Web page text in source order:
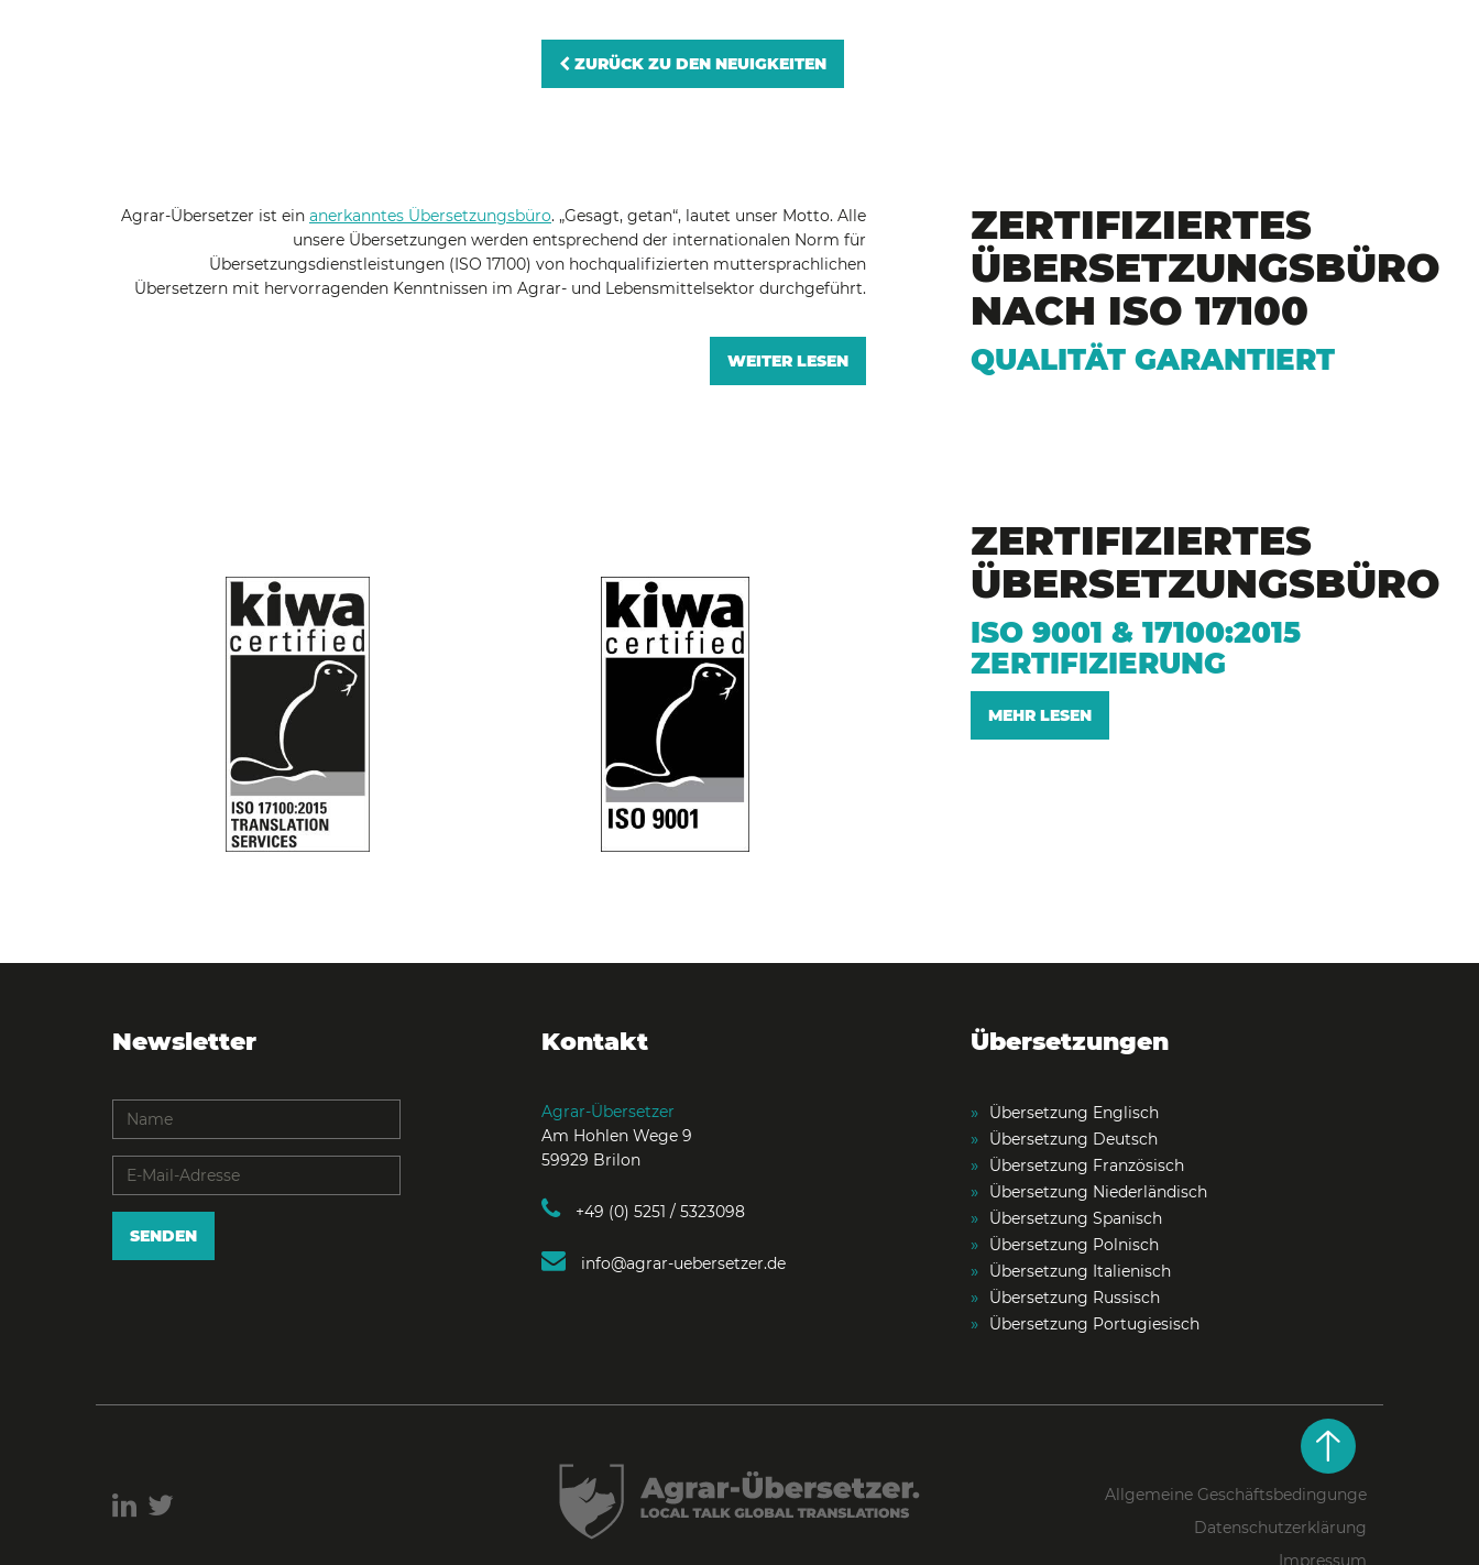
ZURÜCK ZU DEN NEUIGKEITEN
ZERTIFIZIERTES
ÜBERSETZUNGSBÜRO
NACH ISO 17100
QUALITÄT GARANTIERT
Agrar-Übersetzer ist ein anerkanntes Übersetzungsbüro. „Gesagt, getan“, lautet unser Motto. Alle
unsere Übersetzungen werden entsprechend der internationalen Norm für
Übersetzungsdienstleistungen (ISO 17100) von hochqualifizierten muttersprachlichen
Übersetzern mit hervorragenden Kenntnissen im Agrar- und Lebensmittelsektor durchgeführt.
WEITER LESEN
ZERTIFIZIERTES
ÜBERSETZUNGSBÜRO
ISO 9001 & 17100:2015
ZERTIFIZIERUNG
MEHR LESEN
Newsletter
SENDEN
Kontakt
Agrar-Übersetzer
Am Hohlen Wege 9
59929 Brilon
+49 (0) 5251 / 5323098
info@agrar-uebersetzer.de
Übersetzungen
Übersetzung Englisch
Übersetzung Deutsch
Übersetzung Französisch
Übersetzung Niederländisch
Übersetzung Spanisch
Übersetzung Polnisch
Übersetzung Italienisch
Übersetzung Russisch
Übersetzung Portugiesisch
Allgemeine Geschäftsbedingunge
Datenschutzerklärung
Impressum